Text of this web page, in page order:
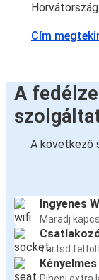
Horvátország
Cím
A
A következő
Ingyenes
Maradj
Tartsd